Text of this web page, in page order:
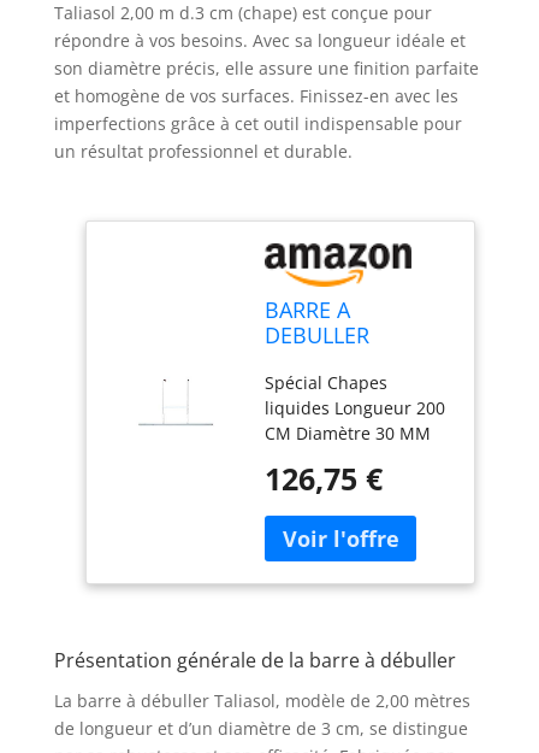
Taliasol 2,00 m d.3 cm (chape) est conçue pour
répondre à vos besoins. Avec sa longueur idéale et
son diamètre précis, elle assure une finition parfaite
et homogène de vos surfaces. Finissez-en avec les
imperfections grâce à cet outil indispensable pour
un résultat professionnel et durable.
BARRE A
DEBULLER
D.3CM (CHAPE)
Spécial Chapes
liquides Longueur 200
CM Diamètre 30 MM
hauteurs de bras :
126,75 €
Présentation générale de la barre à débuller
La barre à débuller Taliasol, modèle de 2,00 mètres
de longueur et d’un diamètre de 3 cm, se distingue